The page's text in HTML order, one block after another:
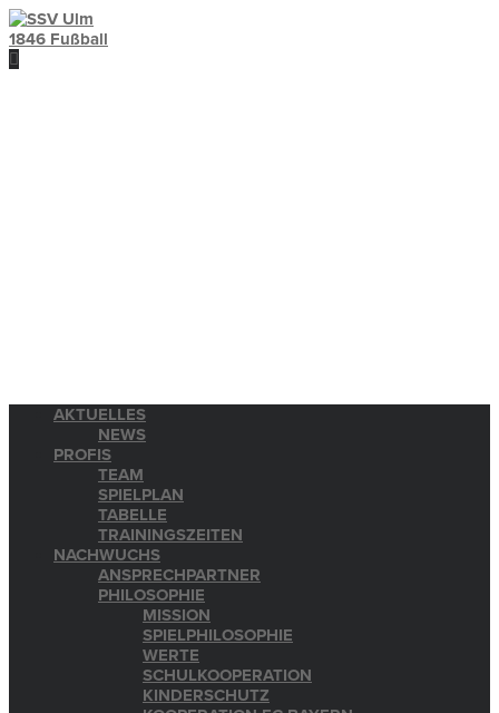
AKTUELLES
NEWS
PROFIS
TEAM
SPIELPLAN
TABELLE
TRAININGSZEITEN
NACHWUCHS
ANSPRECHPARTNER
PHILOSOPHIE
MISSION
SPIELPHILOSOPHIE
WERTE
SCHULKOOPERATION
KINDERSCHUTZ